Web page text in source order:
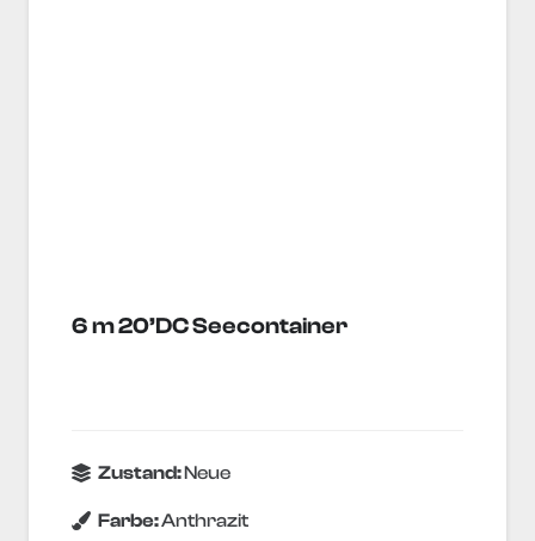
6 m 20’DC Seecontainer
Zustand:Neue
Farbe:Anthrazit